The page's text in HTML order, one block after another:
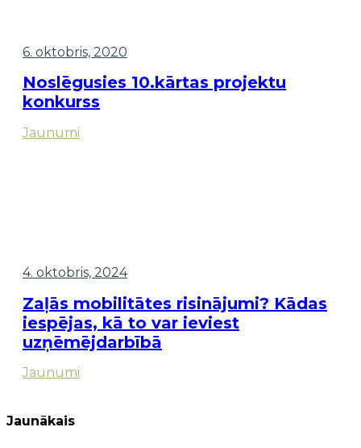
6. oktobris, 2020
Noslēgusies 10.kārtas projektu
konkurss
Jaunumi
4. oktobris, 2024
Zaļās mobilitātes risinājumi? Kādas
iespējas, kā to var ieviest
uzņēmējdarbībā
Jaunumi
Jaunākais